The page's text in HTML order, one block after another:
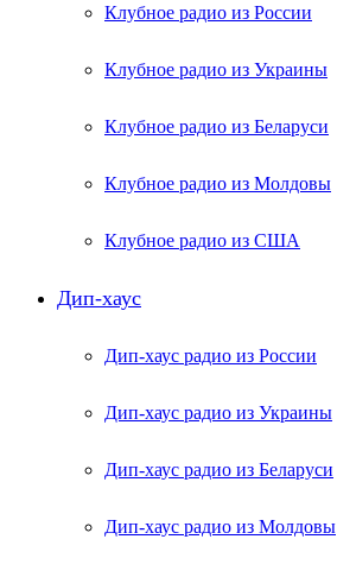
Клубное радио из России
Клубное радио из Украины
Клубное радио из Беларуси
Клубное радио из Молдовы
Клубное радио из США
Дип-хаус
Дип-хаус радио из России
Дип-хаус радио из Украины
Дип-хаус радио из Беларуси
Дип-хаус радио из Молдовы